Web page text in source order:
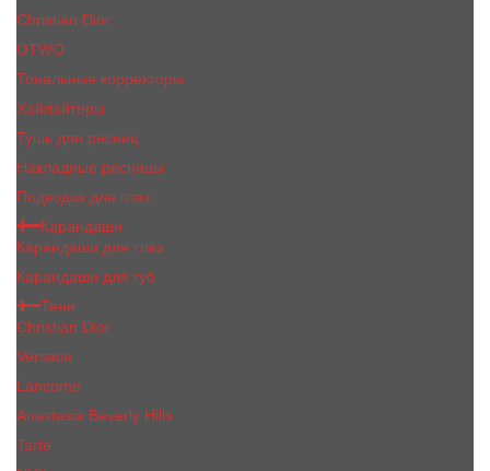
Сhristiаn Diоr
OTWO
Тональные корректоры
Хайлайтеры
Тушь для ресниц
Накладные ресницы
Подводка для глаз
Карандаши
Карандаши для глаз
Карандаши для губ
Тени
Christian Dior
Versace
Lancome
Anastasia Beverly Hills
Tarte